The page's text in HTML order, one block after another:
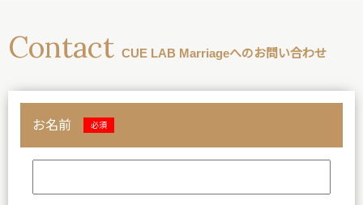
Contact CUE LAB Marriageへのお問い合わせ
お名前 必須